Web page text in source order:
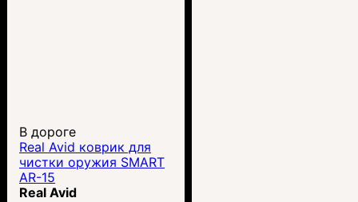
В дороге
Real Avid коврик для
чистки оружия SMART
AR-15
Real Avid